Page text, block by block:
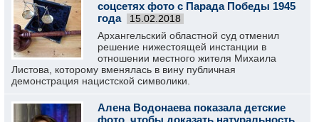
соцсетях фото с Парада Победы 1945
года
15.02.2018
Архангельский областной суд отменил
решение нижестоящей инстанции в
отношении местного жителя Михаила
Листова, которому вменялась в вину публичная
демонстрация нацистской символики.
Алена Водонаева показала детские
фото, чтобы доказать натуральность